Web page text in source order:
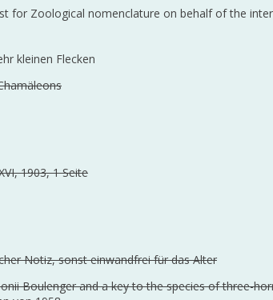
for Zoological nomenclature on behalf of the
kleinen Flecken
1903, 1 Seite
Notiz, sonst einwandfrei für das Alter
Boulenger and a key to the species of three-